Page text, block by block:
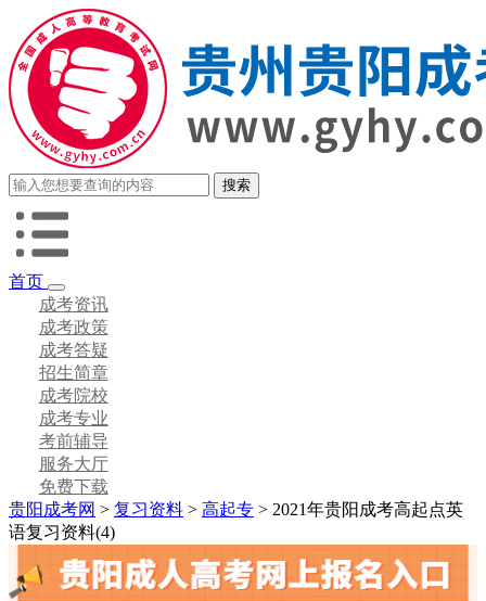
首页
成考资讯
成考政策
成考答疑
招生简章
成考院校
成考专业
考前辅导
服务大厅
免费下载
贵阳成考网 > 复习资料 > 高起专 > 2021年贵阳成考高起点英
语复习资料(4)